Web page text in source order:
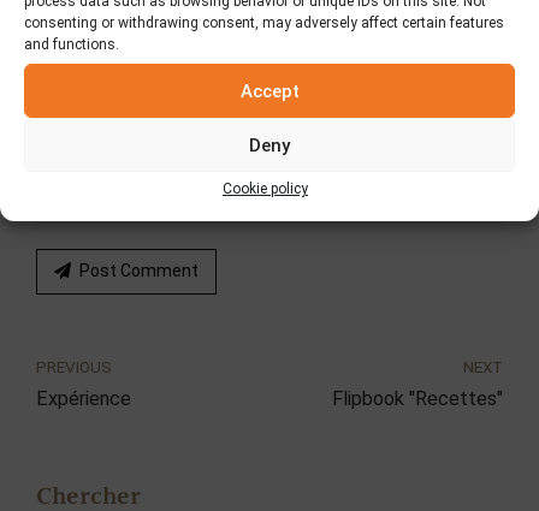
consenting or withdrawing consent, may adversely affect certain features
and functions.
Accept
Deny
Cookie policy
Email *
Post Comment
PREVIOUS
Expérience
NEXT
Flipbook "Recettes"
Chercher